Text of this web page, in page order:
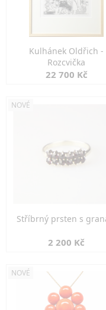
Kulhánek Oldřich -
Rozcvička
22 700 Kč
NOVÉ
Stříbrný prsten s
2 200 Kč
NOVÉ